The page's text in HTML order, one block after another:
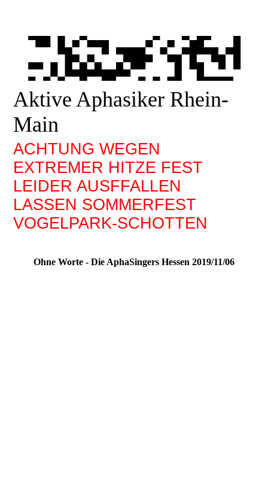
Aktive Aphasiker Rhein-
Main
ACHTUNG WEGEN
EXTREMER HITZE FEST
LEIDER AUSFFALLEN
LASSEN SOMMERFEST
VOGELPARK-SCHOTTEN
Ohne Worte - Die AphaSingers Hessen 2019/11/06